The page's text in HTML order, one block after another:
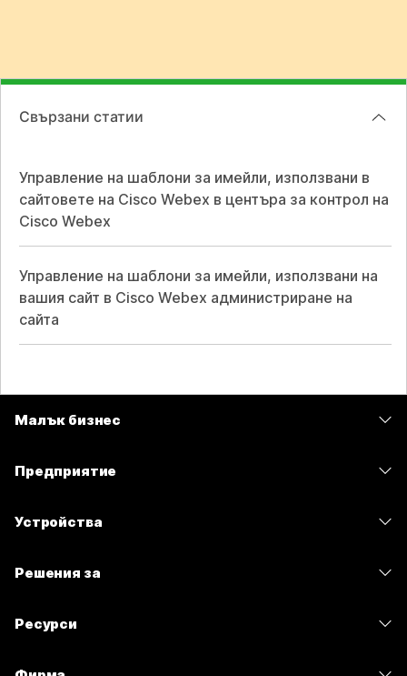
Свързани статии
Управление на шаблони за имейли, използвани в
сайтовете на Cisco Webex в центъра за контрол на
Cisco Webex
Управление на шаблони за имейли, използвани на
вашия сайт в Cisco Webex администриране на
сайта
Малък бизнес
Предприятие
Устройства
Решения за
Ресурси